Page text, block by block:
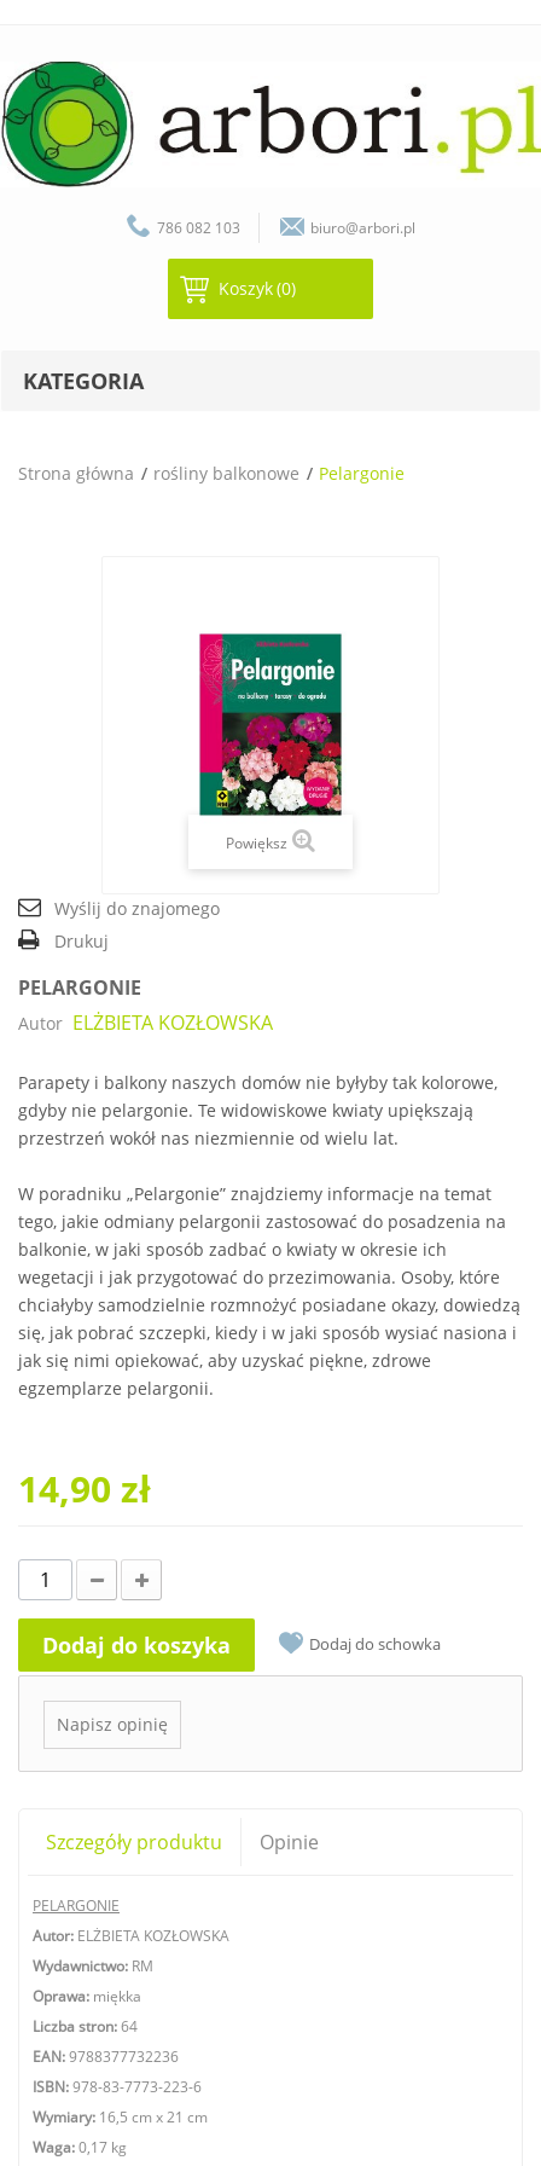
786 082 103 biuro@arbori.pl
Koszyk(0)
KATEGORIA
Strona główna rośliny balkonowe Pelargonie
Powiększ
Wyślij do znajomego
Drukuj
PELARGONIE
Autor ELŻBIETA KOZŁOWSKA
Parapety i balkony naszych domów nie byłyby tak kolorowe,
gdyby nie pelargonie. Te widowiskowe kwiaty upiększają
przestrzeń wokół nas niezmiennie od wielu lat.
W poradniku „Pelargonie” znajdziemy informacje na temat
tego, jakie odmiany pelargonii zastosować do posadzenia na
balkonie, w jaki sposób zadbać o kwiaty w okresie ich
wegetacji i jak przygotować do przezimowania. Osoby, które
chciałyby samodzielnie rozmnożyć posiadane okazy, dowiedzą
się, jak pobrać szczepki, kiedy i w jaki sposób wysiać nasiona i
jak się nimi opiekować, aby uzyskać piękne, zdrowe
egzemplarze pelargonii.
14,90 zł
Dodaj do koszyka Dodaj do schowka
Napisz opinię
Szczegóły produktu Opinie
PELARGONIE
Autor: ELŻBIETA KOZŁOWSKA
Wydawnictwo: RM
Oprawa: miękka
Liczba stron:64
EAN:9788377732236
ISBN:978-83-7773-223-6
Wymiary: 16,5 cm x 21 cm
Waga:0,17 kg